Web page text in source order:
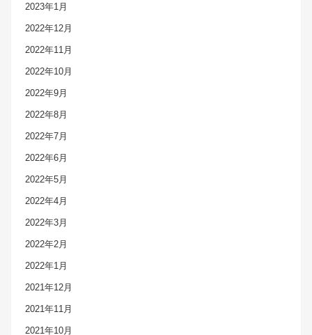
2023年1月
2022年12月
2022年11月
2022年10月
2022年9月
2022年8月
2022年7月
2022年6月
2022年5月
2022年4月
2022年3月
2022年2月
2022年1月
2021年12月
2021年11月
2021年10月